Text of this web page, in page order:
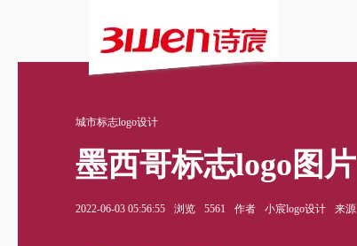
城市标志logo设计
墨西哥标志logo图片
2022-06-03 05:56:55 浏览 5561 作者 小宸logo设计 来源